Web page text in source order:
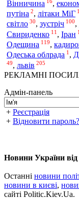
Вінничина
,
путіна 2, літаки МіГ 1
світло 30, зустріч 100,
Свириденко 11 , Іран
Одещина 119,
Одеська облрада 1 ,
49, львів 205
РЕКЛАМНІ
Адмін-панель
+ Реєстрація
+ Відновити пароль?
Новини України
Останні новини
новини в києві,
сайті Politic.Kiev.Ua.